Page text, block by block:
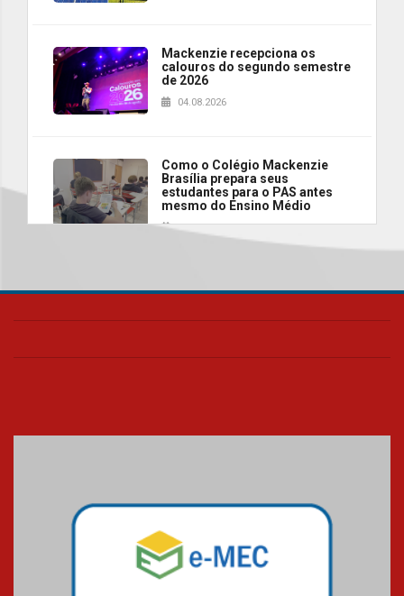
Mackenzie recepciona os
calouros do segundo semestre
de 2026
04.08.2026
Como o Colégio Mackenzie
Brasília prepara seus
estudantes para o PAS antes
mesmo do Ensino Médio
04.08.2026
Como os pais podem investir
Professora do Mackenzie é
finalista do Prêmio Jabuti com
obra sobre ética e arquitetura
contemporânea